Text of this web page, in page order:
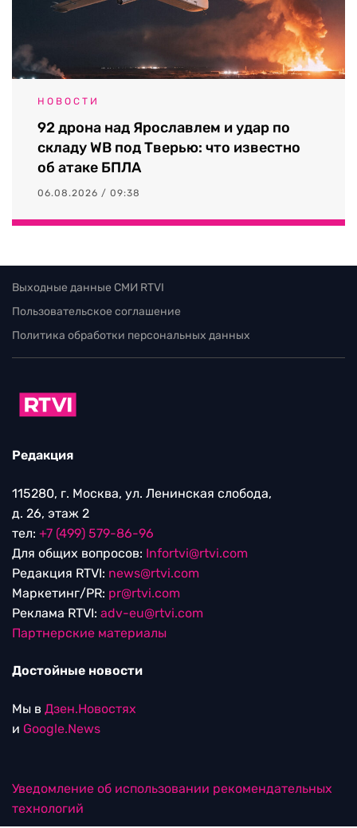
НОВОСТИ
92 дрона над Ярославлем и удар по
складу WB под Тверью: что известно
об атаке БПЛА
06.08.2026 / 09:38
Выходные данные СМИ RTVI
Пользовательское соглашение
Политика обработки персональных данных
Редакция
115280, г. Москва, ул. Ленинская слобода,
д. 26, этаж 2
тел: +7 (499) 579-86-96
Для общих вопросов: Infortvi@rtvi.com
Редакция RTVI: news@rtvi.com
Маркетинг/PR: pr@rtvi.com
Реклама RTVI: adv-eu@rtvi.com
Партнерские материалы
Достойные новости
Мы в Дзен.Новостях
и Google.News
Уведомление об использовании рекомендательных
технологий